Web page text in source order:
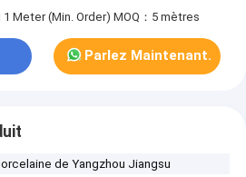
Meter (Min. Order) MOQ：5 mètres
Parlez Maintenant.
de Yangzhou Jiangsu